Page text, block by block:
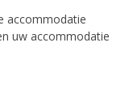
accommodatie
uw accommodatie